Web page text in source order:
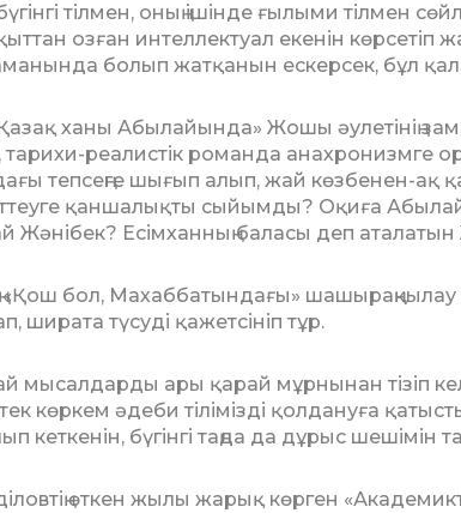
тілмен, оның ішін­де ғылыми тілмен
уа­қыт­тан озған интеллектуал екенін
болып жатқанын ес­керсек, бұл қалай
ханы Абы­лайын­да» Жошы әулетінің
тарихи-реалистік романда анах­ро­низм­­ге
тепсеңге шығып алып, жай көзбенен-ақ
қаншалықты сыйымды? Оқиға
Жәнібек? Есімханның баласы деп
«Қош бол, Махаб­ба­тын­­дағы»
ши­рата түсуді қажетсініп тұр.
мысалдарды ары қа­рай мұрнынан тізіп
көр­кем әдеби тілімізді қолдануға
кеткенін, бүгінгі таңда да дұрыс
өткен жылы жа­рық көрген